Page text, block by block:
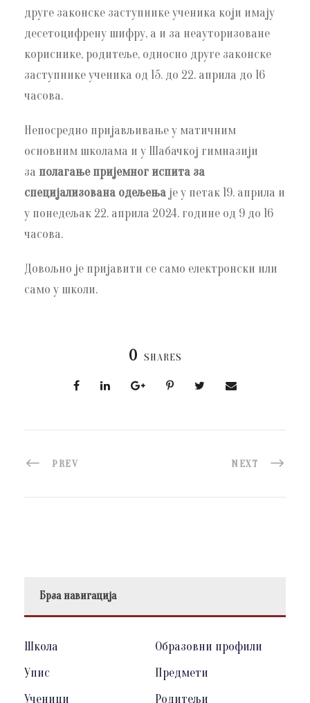
друге законске заступнике ученика који имају
десетоцифрену шифру, а и за неауторизоване
кориснике, родитеље, односно друге законске
заступнике ученика од 15. до 22. априла до 16
часова.
Непосредно пријављивање у матичним
основним школама и у Шабачкој гимназији
за полагање пријемног испита за
специјализована одељења је у петак 19. априла и
у понедељак 22. априла 2024. године од 9 до 16
часова.
Довољно је пријавити се само електронски или
само у школи.
0 SHARES
PREV NEXT
Брза навигација
Школа
Образовни профили
Упис
Предмети
Ученици
Родитељи